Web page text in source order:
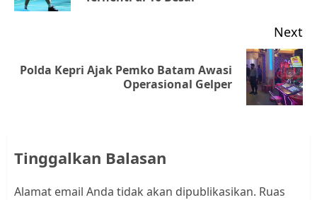
Next
Next
Polda Kepri Ajak Pemko Batam Awasi
Operasional Gelper
Tinggalkan Balasan
Alamat email Anda tidak akan dipublikasikan. Ruas